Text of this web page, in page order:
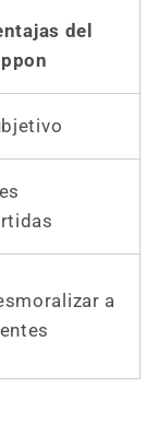
del
a